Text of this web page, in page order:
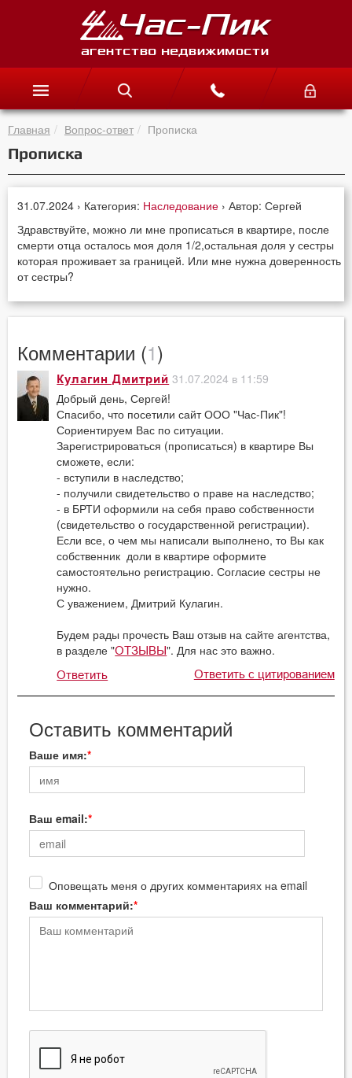
Главная Вопрос-ответ Прописка
Прописка
31.07.2024 › Категория: Наследование › Автор: Сергей
Здравствуйте, можно ли мне прописаться в квартире, после
смерти отца осталось моя доля 1/2,остальная доля у сестры
которая проживает за границей. Или мне нужна доверенность
от сестры?
Комментарии (1)
Кулагин Дмитрий 31.07.2024 в 11:59
Добрый день, Сергей!
Спасибо, что посетили сайт ООО "Час-Пик"!
Сориентируем Вас по ситуации.
Зарегистрироваться (прописаться) в квартире Вы
сможете, если:
- вступили в наследство;
- получили свидетельство о праве на наследство;
- в БРТИ оформили на себя право собственности
(свидетельство о государственной регистрации).
Если все, о чем мы написали выполнено, то Вы как
собственник доли в квартире оформите
самостоятельно регистрацию. Согласие сестры не
нужно.
С уважением, Дмитрий Кулагин.
Будем рады прочесть Ваш отзыв на сайте агентства,
в разделе "ОТЗЫВЫ". Для нас это важно.
Ответить Ответить с цитированием
Оставить комментарий
Ваше имя:
Ваш email:
Оповещать меня о других комментариях на email
Ваш комментарий: